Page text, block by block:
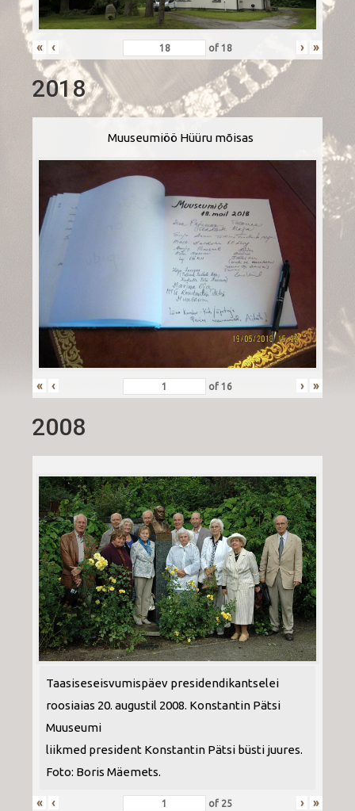
« ‹ of18 › »
2018
Muuseumiöö Hüüru mõisas
« ‹ of16 › »
2008
Taasiseseisvumispäev presidendikantselei
roosiaias 20. augustil 2008. Konstantin Pätsi
Muuseumi
liikmed president Konstantin Pätsi büsti juures.
Foto: Boris Mäemets.
« ‹ of 25 › »